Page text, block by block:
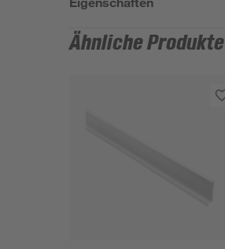
Ähnliche Produkte